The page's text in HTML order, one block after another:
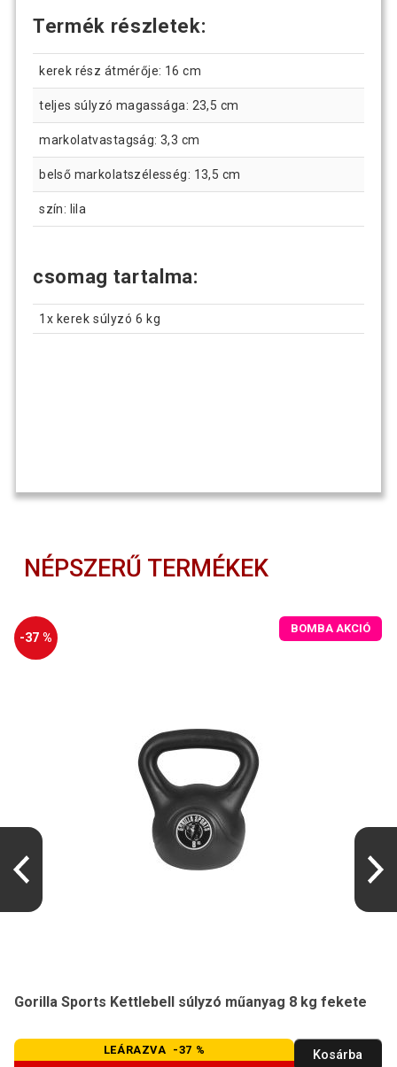
Termék részletek:
kerek rész átmérője: 16 cm
teljes súlyzó magassága: 23,5 cm
markolatvastagság: 3,3 cm
belső markolatszélesség: 13,5 cm
szín: lila
csomag tartalma:
1x kerek súlyzó 6 kg
NÉPSZERŰ TERMÉKEK
-37 %
BOMBA AKCIÓ
Gorilla Sports Kettlebell súlyzó műanyag 8 kg fekete
LEÁRAZVA -37 % Kosárba